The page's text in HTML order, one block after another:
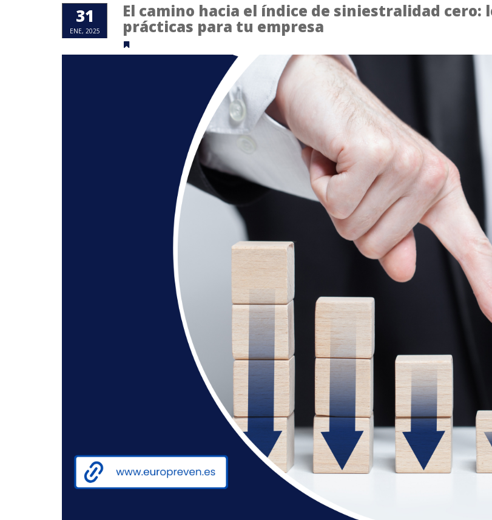
31
ENE, 2025
El camino hacia el índice de siniestralidad cero:
prácticas para tu empresa